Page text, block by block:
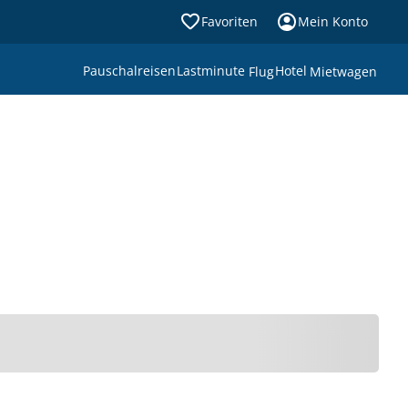
Favoriten Mein Konto
PauschalreisenLastminute FlugHotel Mietwagen